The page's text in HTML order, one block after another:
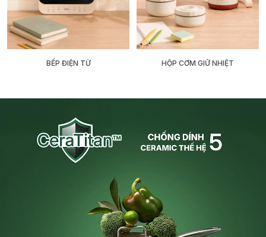
BẾP ĐIỆN TỪ HỘP CƠM GIỮ NHIỆT